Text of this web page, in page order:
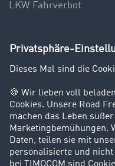
LKW Fahrverbot
Unternehmen
Kunden werben
Success Stories
Karriere
Support